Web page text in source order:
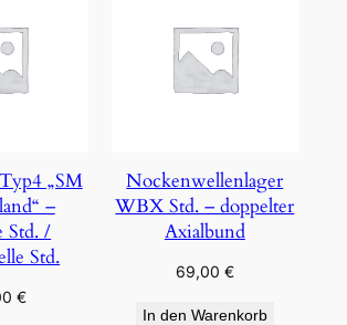
„SM
–
Std. /
Std.
€
Nockenwellenlager
WBX Std. – doppelter
Axialbund
69,00 €
In den Warenkorb